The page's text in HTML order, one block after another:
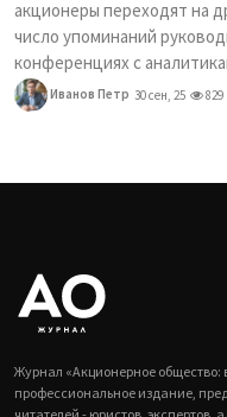
акционеры переходят на
число упоминаний
конференциях с
Иванов Петр 30 сен, 25 829
Журнал «Акционерное общество:
профессиональное издание,